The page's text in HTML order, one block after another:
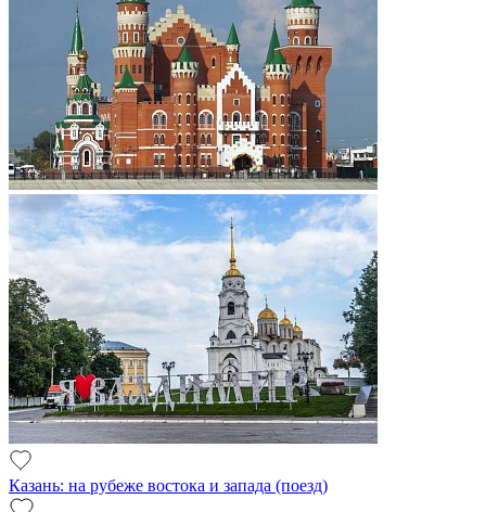
Казань: на рубеже востока и запада (поезд)